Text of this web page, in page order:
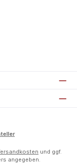
und ggf.
angegeben.